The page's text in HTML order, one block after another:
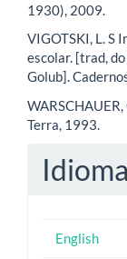
1930), 2009.
VIGOTSKI, L. S
escolar. [trad,
Golub].
Terra, 1993.
Idioma
English